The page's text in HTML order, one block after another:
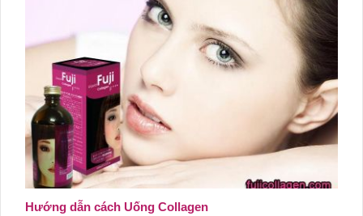
Hướng dẫn cách Uống Collagen